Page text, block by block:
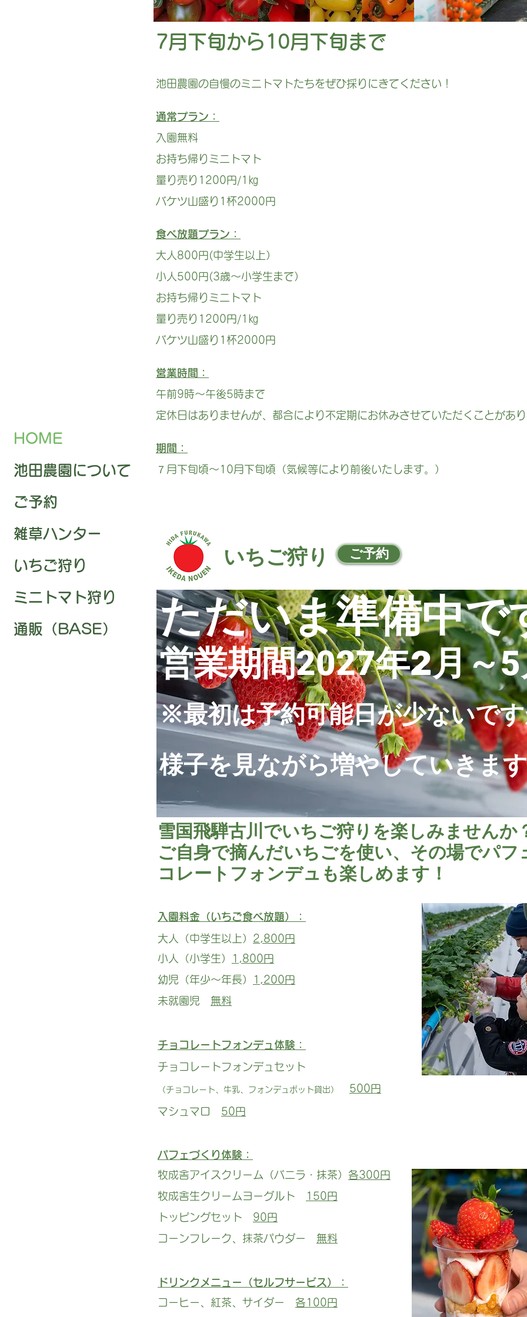
HOME
池田農園について
ご予約
雑草ハンター
いちご狩り
ミニトマト狩り
通販（BASE）
7月下旬から10月下旬まで
池田農園の自慢のミニトマトたちをぜひ採りにきてください！
通常プラン：
入園無料
お持ち帰りミニトマト
量り売り1200円/1㎏
バケツ山盛り1杯2000円
食べ放題プラン：
大人800円(中学生以上）
小人500円(3歳～小学生まで）
お持ち帰りミニトマト
量り売り1200円/1㎏
​バケツ山盛り1杯2000円
​営業時間：
午前9時～午後5時まで
定休日はありませんが、都合により不定期にお休みさせていただくことがあ
期間：
７月下旬頃～10月下旬頃（気候等により前後いたします。）
いちご狩り ご予約
雪国飛騨古川でいちご狩りを楽しみませんか
ご自身で摘んだいちごを使い、その場でパ
コレートフォンデュも楽しめます！
入園料金（いちご食べ放題）：
大人（中学生以上） 2,800円
小人（小学生）
1,800円
幼児（年少～年長）
1,200円
未就園児 無料
チョコレートフォンデュ体験：
チョコレートフォンデュセット
（チョコレート、牛乳、フォンデュポット貸出） 500円
マシュマロ 50円
パフェづくり体験：
牧成舎アイスクリーム（バニラ・抹茶） 各300円
牧成舎生クリームヨーグルト
150円
トッピングセット 90円
コーンフレーク、抹茶パウダー 無料
ドリンクメニュー（セルフサービス）：
コーヒー、紅茶、サイダー 各100円
ただいま準備中で
営業期間2027年2月～5
※最初は予約可能日が少ないで
様子を見ながら増やしていきま